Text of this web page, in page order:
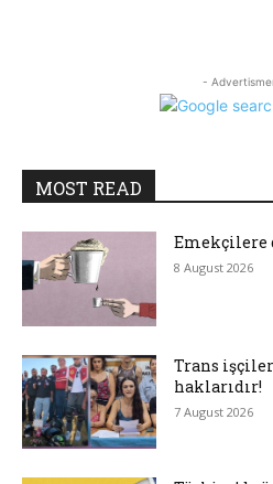
-
MOST READ
Emekçilere
8 August 2026
Trans
haklarıdır!
7 August 2026